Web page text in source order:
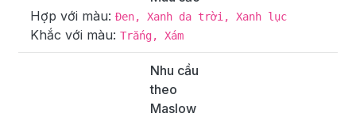
Hợp với màu: Đen, Xanh da trời, Xanh lục
Khắc với màu: Trắng, Xám
Nhu cầu
theo
Maslow